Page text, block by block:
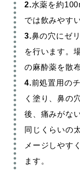
2.水薬を約
では飲みやす
3.鼻の穴にゼ
を行います。
の麻酔薬を散
4.前処置用の
く塗り、鼻の
後、痛みがな
同じくらいの
メージしやす
ます。